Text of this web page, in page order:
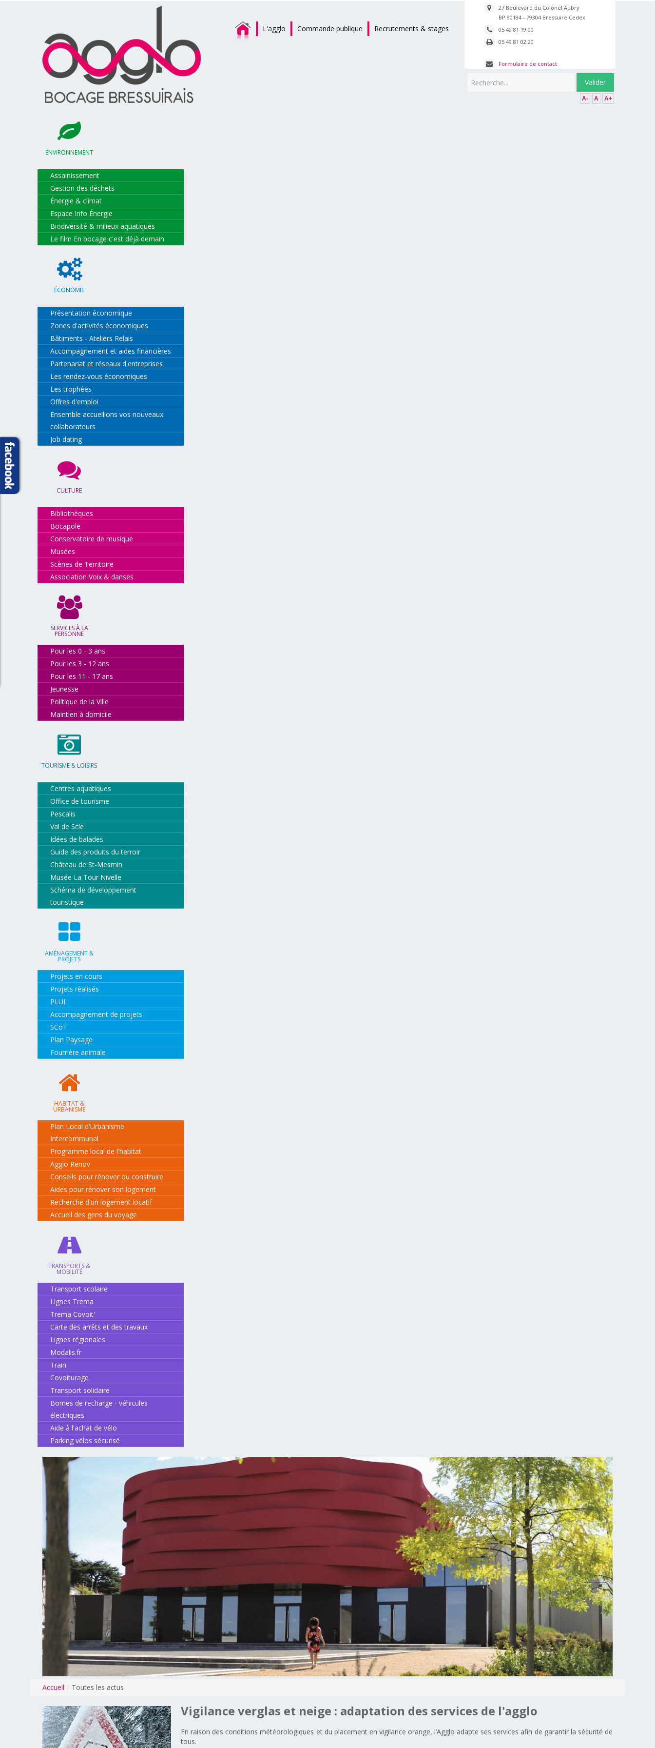
A- A A+
Valider
27 Boulevard du Colonel Aubry
BP 90184 - 79304 Bressuire Cedex
05 49 81 19 00
05 49 81 02 20
Formulaire de contact
L'agglo Commande publique Recrutements & stages
ENVIRONNEMENT
Assainissement
Gestion des déchets
Énergie & climat
Espace Info Énergie
Biodiversité & milieux aquatiques
Le film En bocage c'est déjà demain
ÉCONOMIE
Présentation économique
Zones d'activités économiques
Bâtiments - Ateliers Relais
Accompagnement et aides financières
Partenariat et réseaux d'entreprises
Les rendez-vous économiques
Les trophées
Offres d'emploi
Ensemble accueillons vos nouveaux
collaborateurs
Job dating
CULTURE
Bibliothèques
Bocapole
Conservatoire de musique
Musées
Scènes de Territoire
Association Voix & danses
SERVICES À LA
PERSONNE
Pour les 0 - 3 ans
Pour les 3 - 12 ans
Pour les 11 - 17 ans
Jeunesse
Politique de la Ville
Maintien à domicile
TOURISME & LOISIRS
Centres aquatiques
Office de tourisme
Pescalis
Val de Scie
Idées de balades
Guide des produits du terroir
Château de St-Mesmin
Musée La Tour Nivelle
Schéma de développement
touristique
AMÉNAGEMENT &
PROJETS
Projets en cours
Projets réalisés
PLUI
Accompagnement de projets
SCoT
Plan Paysage
Fourrière animale
HABITAT &
URBANISME
Plan Local d'Urbanisme
Intercommunal
Programme local de l'habitat
Agglo Renov
Conseils pour rénover ou construire
Aides pour rénover son logement
Recherche d'un logement locatif
Accueil des gens du voyage
TRANSPORTS &
MOBILITÉ
Transport scolaire
Lignes Trema
Trema Covoit'
Carte des arrêts et des travaux
Lignes régionales
Modalis.fr
Train
Covoiturage
Transport solidaire
Bornes de recharge - véhicules
électriques
Aide à l'achat de vélo
Parking vélos sécurisé
Accueil / Toutes les actus
Vigilance verglas et neige : adaptation des services de l'agglo
En raison des conditions météorologiques et du placement en vigilance orange, l’Agglo adapte ses services afin de garantir la sécurité de
tous.